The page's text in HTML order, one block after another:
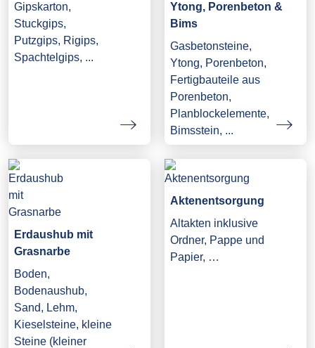
Gipskarton,
Stuckgips,
Putzgips, Rigips,
Spachtelgips, ...
Ytong, Porenbeton &
Bims
Gasbetonsteine,
Ytong, Porenbeton,
Fertigbauteile aus
Porenbeton,
Planblockelemente,
Bimsstein, ...
Erdaushub mit
Grasnarbe
Boden,
Bodenaushub,
Sand, Lehm,
Kieselsteine, kleine
Steine (kleiner
Aktenentsorgung
Altakten inklusive
Ordner, Pappe und
Papier, …